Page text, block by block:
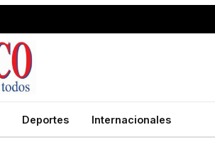
Deportes Internacionales